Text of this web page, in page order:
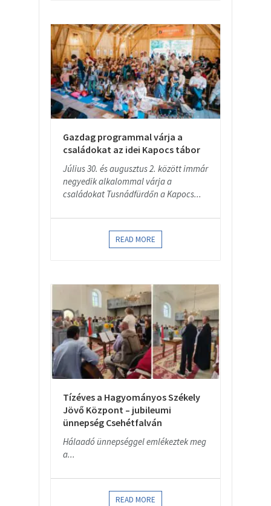
Gazdag programmal várja a
családokat az idei Kapocs tábor
Július 30. és augusztus 2. között immár
negyedik alkalommal várja a
családokat Tusnádfürdőn a Kapocs...
READ MORE
Tízéves a Hagyományos Székely
Jövő Központ – jubileumi
ünnepség Csehétfalván
Hálaadó ünnepséggel emlékeztek meg
a...
READ MORE